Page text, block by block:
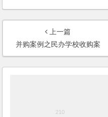
上一篇
并购案例之民办学校收购案